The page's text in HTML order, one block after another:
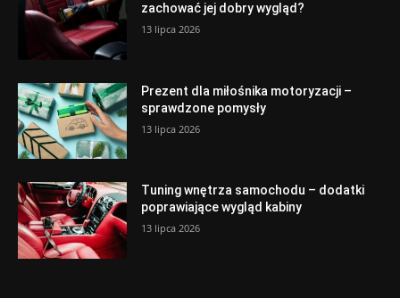
zachować jej dobry wygląd?
13 lipca 2026
Prezent dla miłośnika motoryzacji –
sprawdzone pomysły
13 lipca 2026
Tuning wnętrza samochodu – dodatki
poprawiające wygląd kabiny
13 lipca 2026